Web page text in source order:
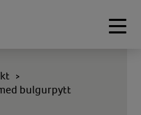
>
bulgurpytt